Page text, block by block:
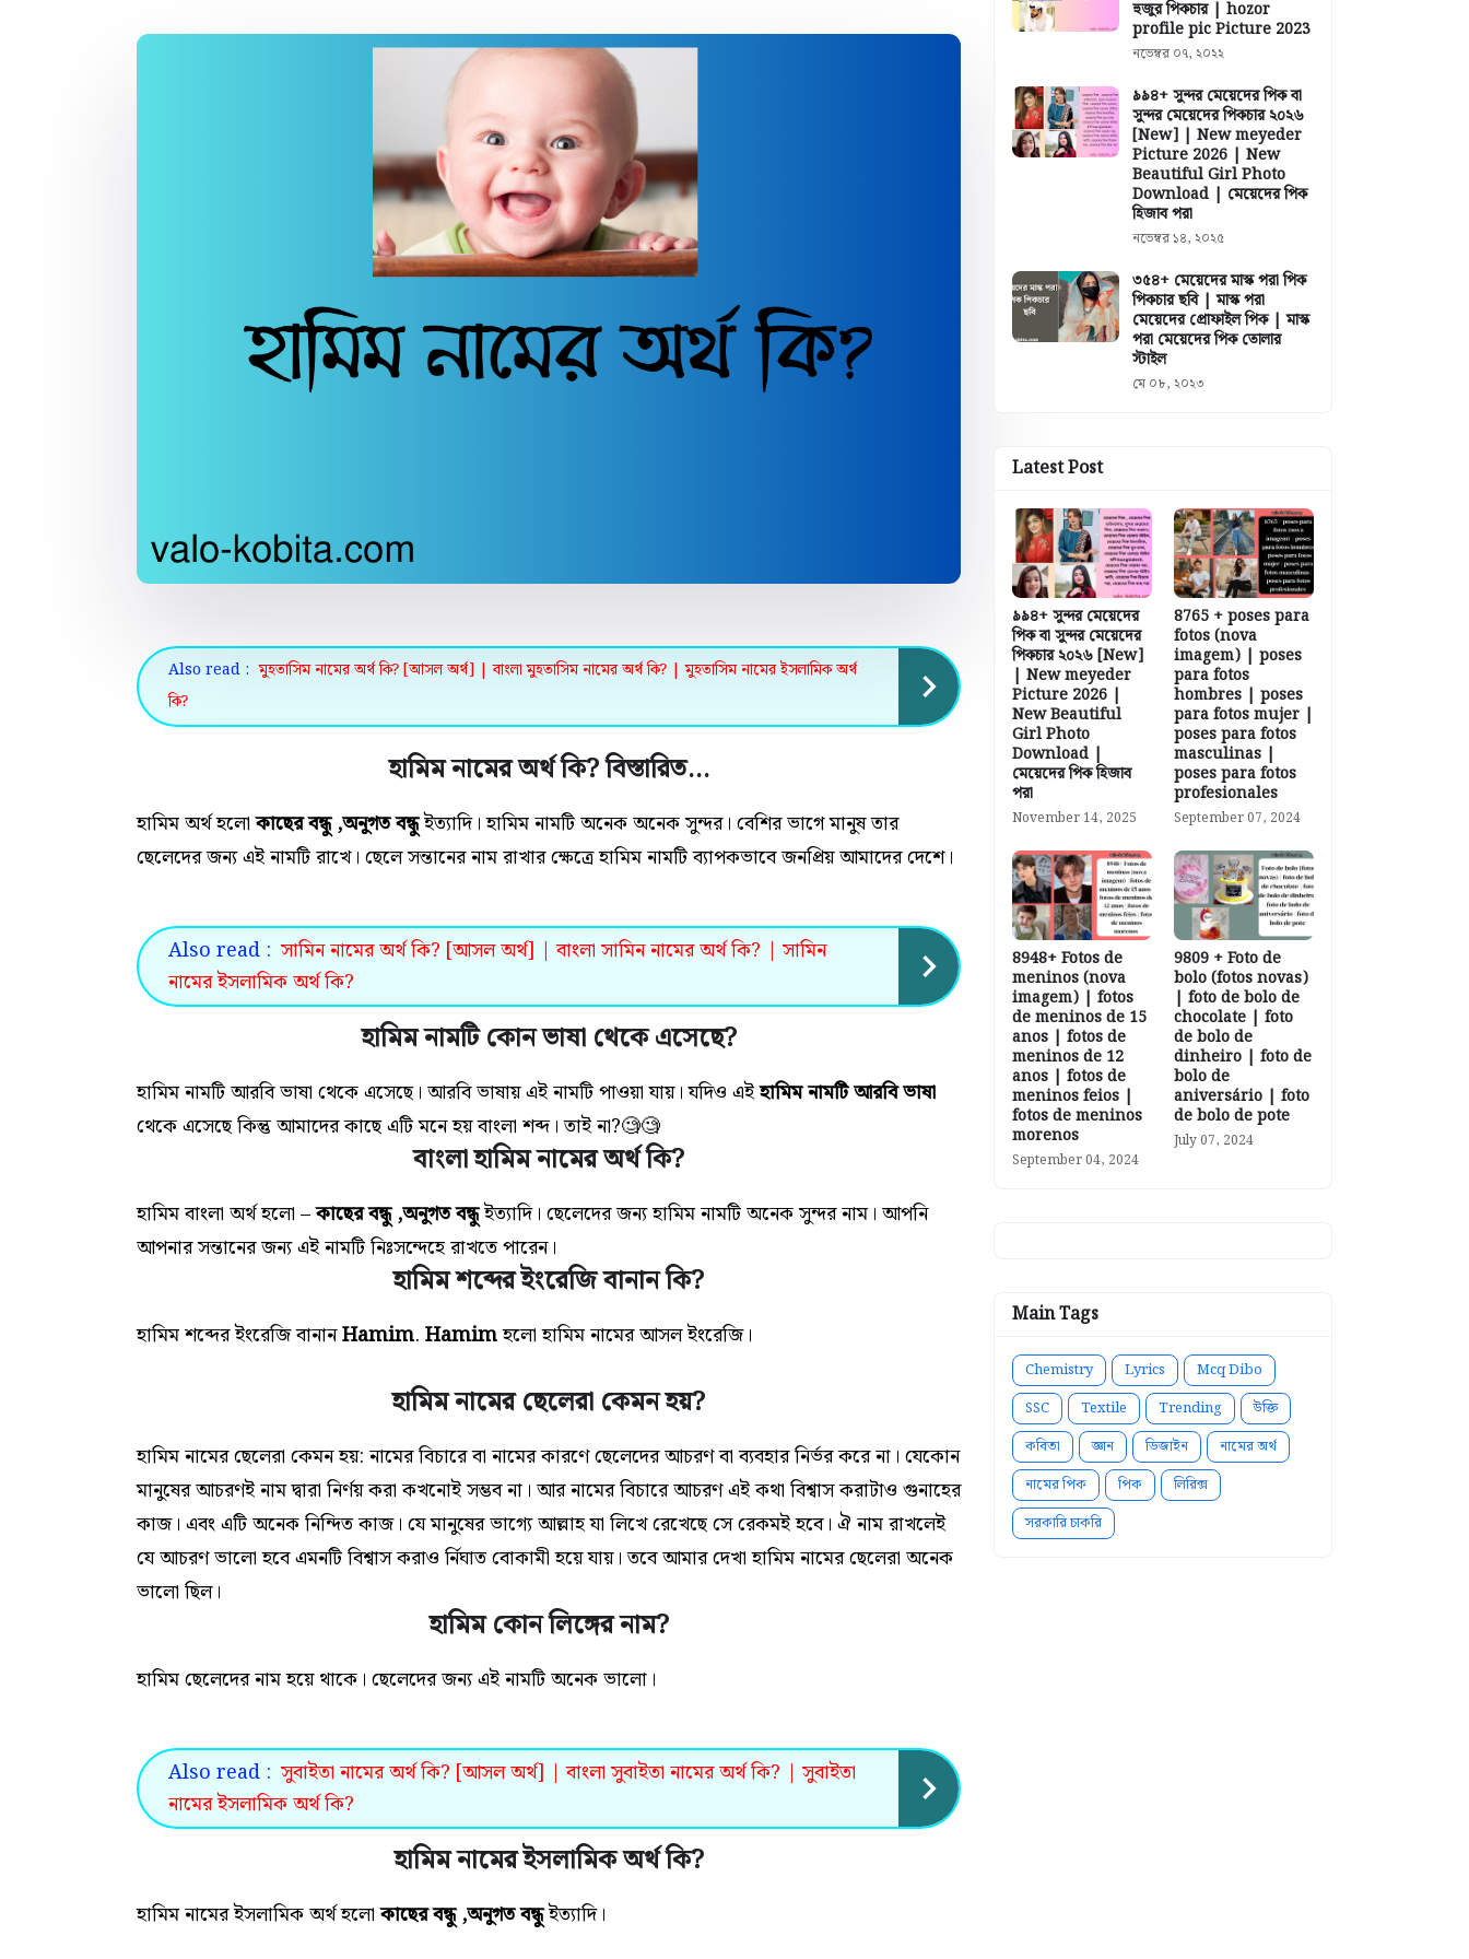
Also read : মুহতাসিম নামের অর্থ কি? [আসল অর্থ] | বাংলা মুহতাসিম নামের অর্থ কি? | মুহতাসিম নামের ইসলামিক অর্থ
কি?
হামিম নামের অর্থ কি? বিস্তারিত…
হামিম অর্থ হলোকাছের বন্ধু ,অনুগত বন্ধুইত্যাদি। হামিম নামটি অনেকঅনেকসুন্দর। বেশির ভাগে মানুষ তার
ছেলেদের জন্য এই নামটি রাখে। ছেলে সন্তানের নাম রাখার ক্ষেত্রে হামিম নামটি ব্যাপকভাবে জনপ্রিয় আমাদের দেশে।
Also read : সামিন নামের অর্থ কি? [আসল অর্থ] | বাংলা সামিন নামের অর্থ কি? | সামিন
নামের ইসলামিক অর্থ কি?
হামিম নামটি কোন ভাষা থেকে এসেছে?
হামিম নামটি আরবি ভাষা থেকে এসেছে। আরবি ভাষায় এই নামটি পাওয়া যায়। যদিও এইহামিম নামটি আরবি ভাষা
থেকে এসেছে কিন্তু আমাদের কাছে এটি মনে হয় বাংলা শব্দ। তাই না?🧐🧐
বাংলা হামিম নামের অর্থ কি?
হামিম বাংলা অর্থ হলো –কাছের বন্ধু ,অনুগত বন্ধুইত্যাদি। ছেলেদের জন্য হামিম নামটি অনেক সুন্দর নাম। আপনি
আপনার সন্তানের জন্য এইনামটিনিঃসন্দেহে রাখতে পারেন।
হামিম শব্দের ইংরেজি বানান কি?
হামিম শব্দের ইংরেজি বানানHamim. Hamimহলো হামিম নামের আসল ইংরেজি।
হামিম নামের ছেলেরা কেমন হয়?
হামিম নামের ছেলেরা কেমন হয়: নামের বিচারে বা নামের কারণে ছেলেদের আচরণ বা ব্যবহার নির্ভর করে না। যেকোন
মানুষের আচরণই নাম দ্বারা নির্ণয় করা কখনোই সম্ভব না। আর নামের বিচারে আচরণ এই কথা বিশ্বাস করাটাও গুনাহের
কাজ। এবং এটি অনেক নিন্দিত কাজ। যে মানুষের ভাগ্যে আল্লাহ যা লিখে রেখেছে সে রেকমই হবে। ঐ নাম রাখলেই
যে আচরণ ভালো হবে এমনটি বিশ্বাস করাও র্নিঘাত বোকামী হয়ে যায়। তবে আমার দেখা হামিম নামের ছেলেরা অনেক
ভালো ছিল।
হামিম কোন লিঙ্গের নাম?
হামিম ছেলেদের নাম হয়ে থাকে। ছেলেদের জন্য এই নামটি অনেক ভালো ।
Also read : সুবাইতা নামের অর্থ কি? [আসল অর্থ] | বাংলা সুবাইতা নামের অর্থ কি? | সুবাইতা
নামের ইসলামিক অর্থ কি?
হামিম নামের ইসলামিক অর্থ কি?
হামিম নামের ইসলামিক অর্থহলো কাছের বন্ধু ,অনুগত বন্ধুইত্যাদি।
হুজুর পিকচার | hozor
profile pic Picture 2023
নভেম্বর ০৭, ২০২২
৯৯৪+ সুন্দর মেয়েদের পিক বা
সুন্দর মেয়েদের পিকচার ২০২৬
[New] | New meyeder
Picture 2026 | New
Beautiful Girl Photo
Download | মেয়েদের পিক
হিজাব পরা
নভেম্বর ১৪, ২০২৫
৩৫৪+ মেয়েদের মাস্ক পরা পিক
পিকচার ছবি | মাস্ক পরা
মেয়েদের প্রোফাইল পিক | মাস্ক
পরা মেয়েদের পিক তোলার
স্টাইল
মে ০৮, ২০২৩
Latest Post
৯৯৪+ সুন্দর মেয়েদের
পিক বা সুন্দর মেয়েদের
পিকচার ২০২৬ [New]
| New meyeder
Picture 2026 |
New Beautiful
Girl Photo
Download |
মেয়েদের পিক হিজাব
পরা
November 14, 2025
8765 + poses para
fotos (nova
imagem) | poses
para fotos
hombres | poses
para fotos mujer |
poses para fotos
masculinas |
poses para fotos
profesionales
September 07, 2024
8948+ Fotos de
meninos (nova
imagem) | fotos
de meninos de 15
anos | fotos de
meninos de 12
anos | fotos de
meninos feios |
fotos de meninos
morenos
September 04, 2024
9809 + Foto de
bolo (fotos novas)
| foto de bolo de
chocolate | foto
de bolo de
dinheiro | foto de
bolo de
aniversário | foto
de bolo de pote
July 07, 2024
Main Tags
Chemistry Lyrics
Mcq Dibo
SSC
Textile Trending
উক্তি
কবিতা
জ্ঞান ডিজাইন
নামের অর্থ
নামের পিক
পিক
লিরিক্স
সরকারি চাকরি